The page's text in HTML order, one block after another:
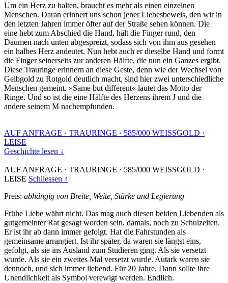
Um ein Herz zu halten, braucht es mehr als einen einzelnen
Menschen. Daran erinnert uns schon jener Liebesbeweis, den wir in
den letzten Jahren immer öfter auf der Straße sehen können. Die
eine hebt zum Abschied die Hand, hält die Finger rund, den
Daumen nach unten abgespreizt, sodass sich von ihm aus gesehen
ein halbes Herz andeutet. Nun hebt auch er dieselbe Hand und formt
die Finger seinerseits zur anderen Hälfte, die nun ein Ganzes ergibt.
Diese Trauringe erinnern an diese Geste, denn wie der Wechsel von
Gelbgold zu Rotgold deutlich macht, sind hier zwei unterschiedliche
Menschen gemeint. »Same but different« lautet das Motto der
Ringe. Und so ist die eine Hälfte des Herzens ihrem J und die
andere seinem M nachempfunden.
AUF ANFRAGE · TRAURINGE · 585/000 WEISSGOLD ·
LEISE
Geschichte lesen ↓
AUF ANFRAGE · TRAURINGE · 585/000 WEISSGOLD ·
LEISE Schliessen ↑
Preis: abhängig von Breite, Weite, Stärke und Legierung
Frühe Liebe währt nicht. Das mag auch diesen beiden Liebenden als
gutgemeinter Rat gesagt worden sein, damals, noch zu Schulzeiten.
Er ist ihr ab dann immer gefolgt. Hat die Fahrstunden als
gemeinsame arrangiert. Ist ihr später, da waren sie längst eins,
gefolgt, als sie ins Ausland zum Studieren ging. Als sie versetzt
wurde. Als sie ein zweites Mal versetzt wurde. Autark waren sie
dennoch, und sich immer liebend. Für 20 Jahre. Dann sollte ihre
Unendlichkeit als Symbol verewigt werden. Endlich.